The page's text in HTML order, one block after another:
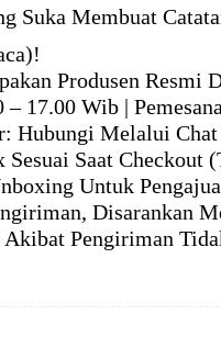
Suka Membuat
Produsen Resmi
– 17.00 Wib |
Hubungi Melalui
Saat Checkout
Untuk
Disarankan
Pengiriman